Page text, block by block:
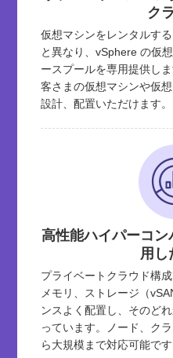
ク
仮想マシンをレンタルす
と異なり、vSphere の仮
ースプールを専用提供し
客さまの仮想マシンや仮
設計、配置いただけます。
高性能ハイパーコ
用し
プライベートクラウド構
メモリ、ストレージ（
ンスよく配置し、そのど
っています。ノード、ク
ら大規模まで対応可能です